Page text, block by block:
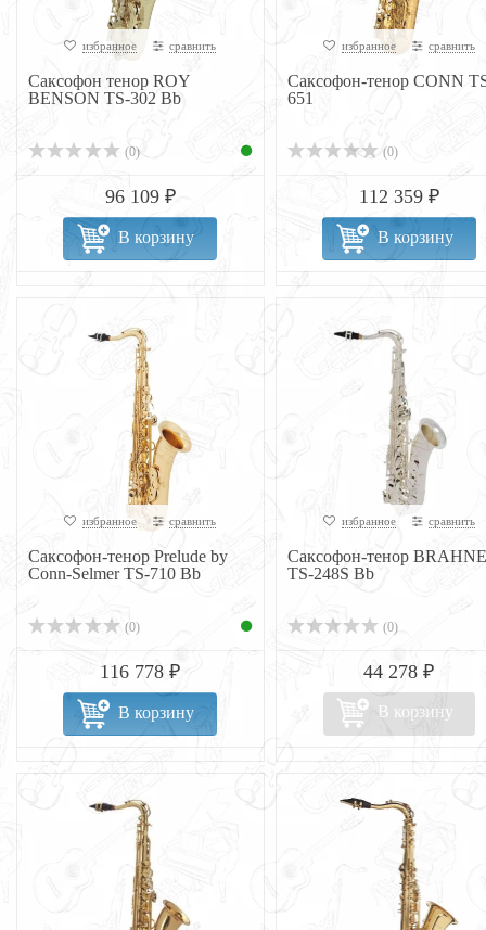
избранное сравнить
Саксофон тенор ROY
BENSON TS-302 Bb
(0)
96 109 ₽
В корзину
избранное сравнить
Саксофон-тенор CONN
651
(0)
112 359 ₽
В корзину
избранное сравнить
Саксофон-тенор Prelude by
Conn-Selmer TS-710 Bb
(0)
116 778 ₽
В корзину
избранное сравнить
Саксофон-тенор
TS-248S Bb
(0)
44 278 ₽
В корзину